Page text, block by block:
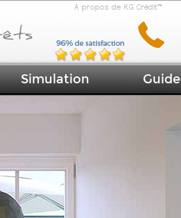
A propos de KG Crédit™
Simulation Guide